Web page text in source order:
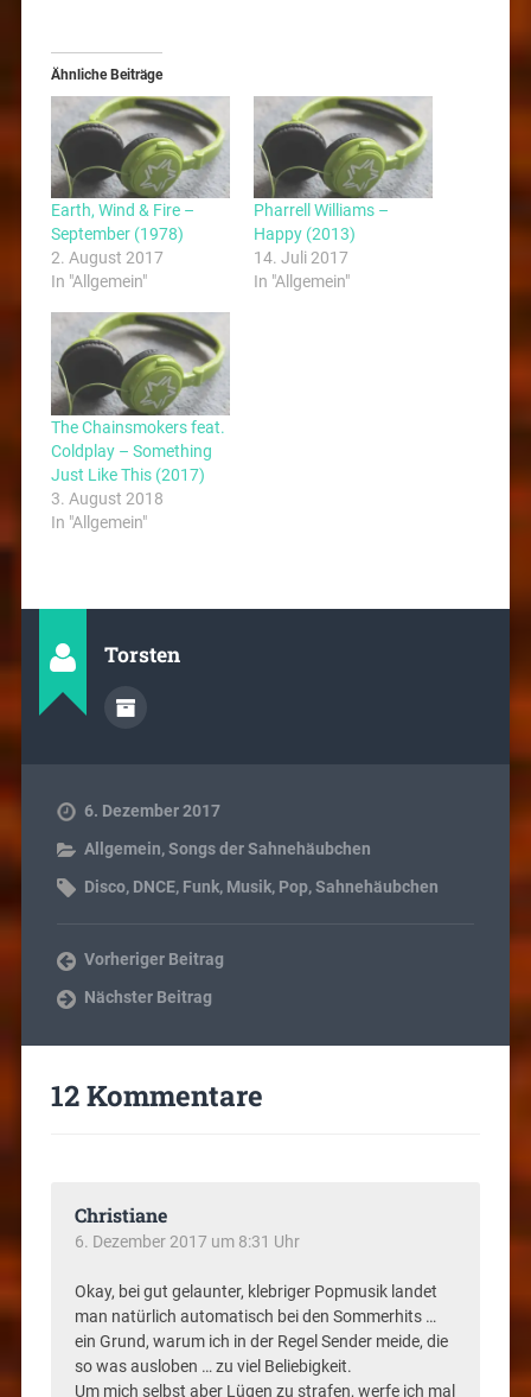
Ähnliche Beiträge
Earth, Wind & Fire –
September (1978)
2. August 2017
In "Allgemein"
Pharrell Williams –
Happy (2013)
14. Juli 2017
In "Allgemein"
The Chainsmokers feat.
Coldplay – Something
Just Like This (2017)
3. August 2018
In "Allgemein"
Torsten
6. Dezember 2017
Allgemein,Songs der Sahnehäubchen
Disco, DNCE, Funk, Musik, Pop,Sahnehäubchen
Vorheriger Beitrag
Nächster Beitrag
12 Kommentare
Christiane
6. Dezember 2017 um 8:31 Uhr
Okay, bei gut gelaunter, klebriger Popmusik landet
man natürlich automatisch bei den Sommerhits …
ein Grund, warum ich in der Regel Sender meide, die
so was ausloben … zu viel Beliebigkeit.
Um mich selbst aber Lügen zu strafen, werfe ich mal